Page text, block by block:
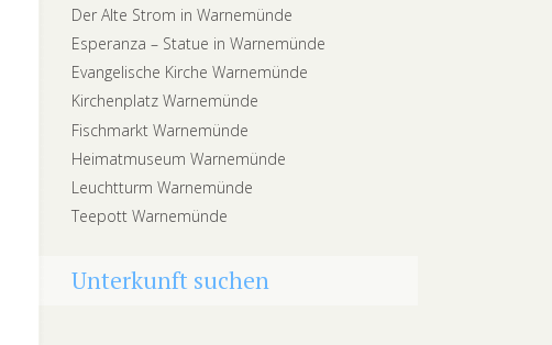
Der Alte Strom in Warnemünde
Esperanza – Statue in Warnemünde
Evangelische Kirche Warnemünde
Kirchenplatz Warnemünde
Fischmarkt Warnemünde
Heimatmuseum Warnemünde
Leuchtturm Warnemünde
Teepott Warnemünde
Unterkunft suchen